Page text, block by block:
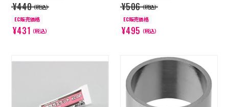
¥440（税込）
EC販売価格
¥431 （税込）
¥506（税込）
EC販売価格
¥495（税込）